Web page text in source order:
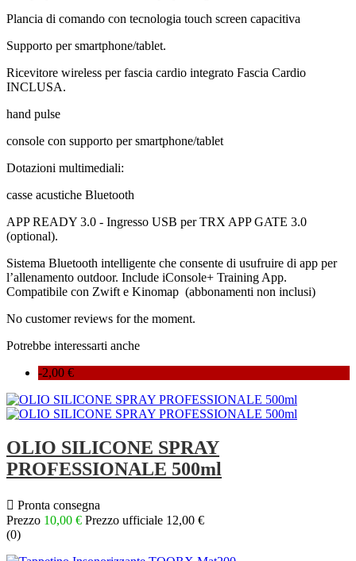
Plancia di comando con tecnologia touch screen capacitiva
Supporto per smartphone/tablet.
Ricevitore wireless per fascia cardio integrato Fascia Cardio
INCLUSA.
hand pulse
console con supporto per smartphone/tablet
Dotazioni multimediali:
casse acustiche Bluetooth
APP READY 3.0 - Ingresso USB per TRX APP GATE 3.0
(optional).
Sistema Bluetooth intelligente che consente di usufruire di app per
l’allenamento outdoor. Include iConsole+ Training App.
Compatibile con Zwift e Kinomap (abbonamenti non inclusi)
No customer reviews for the moment.
Potrebbe interessarti anche
-2,00 €
OLIO SILICONE SPRAY
PROFESSIONALE 500ml
 Pronta consegna
Prezzo 10,00 € Prezzo ufficiale 12,00 €
(0)